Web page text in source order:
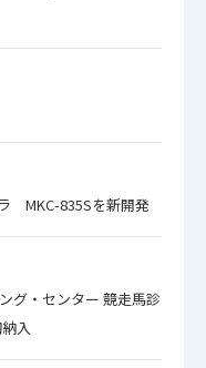
MKC-835Sを新開発
グ・センター 競走馬診
入